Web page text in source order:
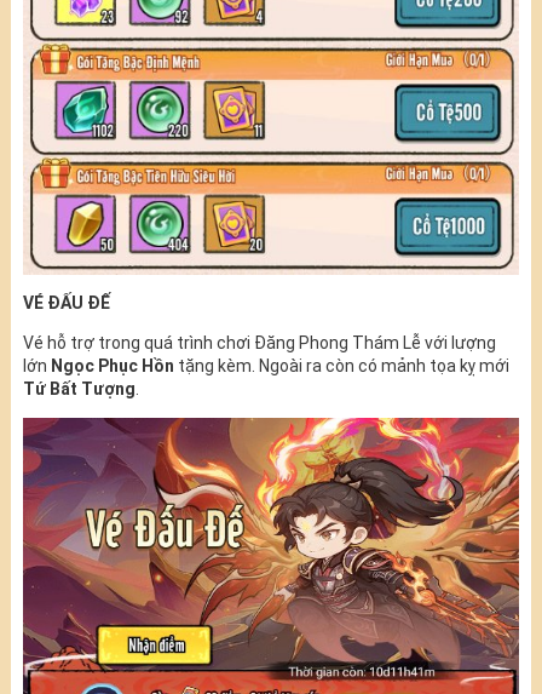
VÉ ĐẤU ĐẾ
Vé hỗ trợ trong quá trình chơi Đăng Phong Thám Lễ với lượng
lớn Ngọc Phục Hồn tặng kèm. Ngoài ra còn có mảnh tọa kỵ mới
Tứ Bất Tượng